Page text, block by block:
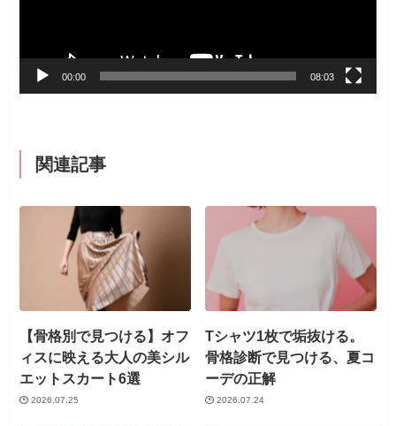
00:00 08:03
関連記事
【骨格別で見つける】オフ
ィスに映える大人の美シル
エットスカート6選
2026.07.25
Tシャツ1枚で垢抜ける。
骨格診断で見つける、夏コ
ーデの正解
2026.07.24